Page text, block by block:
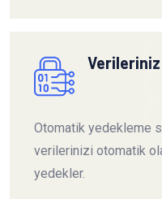
Verileriniz
Otomatik yedekleme
verilerinizi otomatik
yedekler.